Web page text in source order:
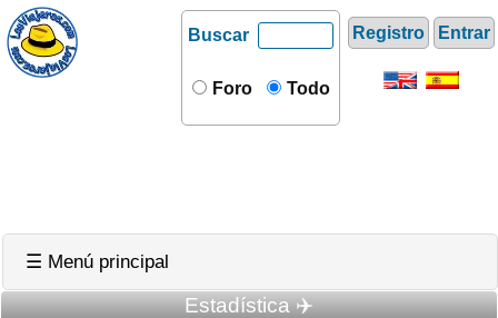
Registro Entrar
Buscar
Foro Todo
☰ Menú principal
Estadística ✈️